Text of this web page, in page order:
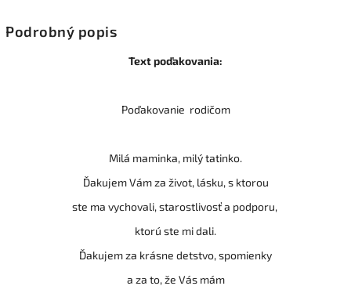
Podrobný popis
Text poďakovania:
Poďakovanie rodičom
Milá maminka, milý tatinko.
Ďakujem Vám za život, lásku, s ktorou
ste ma vychovali, starostlivosť a podporu,
ktorú ste mi dali.
Ďakujem za krásne detstvo, spomienky
a za to, že Vás mám